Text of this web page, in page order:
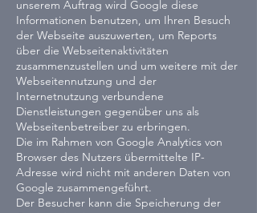
unserem Auftrag wird Google diese
Informationen benutzen, um Ihren Besuch
der Webseite auszuwerten, um Reports
über die Webseitenaktivitäten
zusammenzustellen und um weitere mit der
Webseitennutzung und der
Internetnutzung verbundene
Dienstleistungen gegenüber uns als
Webseitenbetreiber zu erbringen.
Die im Rahmen von Google Analytics von
Browser des Nutzers übermittelte IP-
Adresse wird nicht mit anderen Daten von
Google zusammengeführt.
Der Besucher kann die Speicherung der